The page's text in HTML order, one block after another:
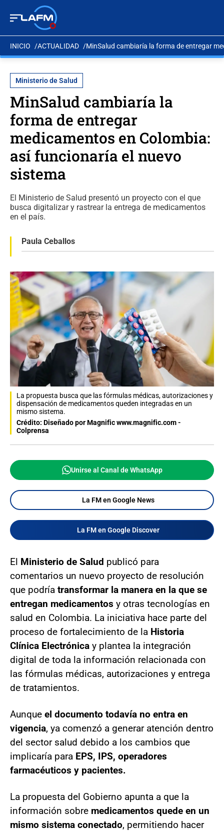
INICIO ACTUALIDAD MinSalud cambiaría la forma de entregar
Ministerio de Salud
MinSalud cambiaría la
forma de entregar
medicamentos en Colombia:
así funcionaría el nuevo
sistema
El Ministerio de Salud presentó un proyecto con el que
busca digitalizar y rastrear la entrega de medicamentos
en el país.
Paula Ceballos
La propuesta busca que las fórmulas médicas, autorizaciones y
dispensación de medicamentos queden integradas en un
mismo sistema.
Crédito: Diseñado por Magnific www.magnific.com -
Colprensa
Unirse al Canal de WhatsApp
La FM en Google News
La FM en Google Discover
El Ministerio de Salud publicó para
comentarios un nuevo proyecto de resolución
que podría transformar la manera en la que se
entregan medicamentos y otras tecnologías en
salud en Colombia. La iniciativa hace parte del
proceso de fortalecimiento de la Historia
Clínica Electrónica y plantea la integración
digital de toda la información relacionada con
las fórmulas médicas, autorizaciones y entrega
de tratamientos.
Aunque el documento todavía no entra en
vigencia, ya comenzó a generar atención dentro
del sector salud debido a los cambios que
implicaría para EPS, IPS, operadores
farmacéuticos y pacientes.
La propuesta del Gobierno apunta a que la
información sobre medicamentos quede en un
mismo sistema conectado, permitiendo hacer